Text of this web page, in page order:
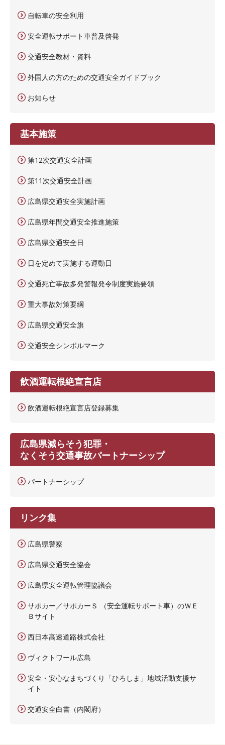
自転車の安全利用
安全運転サポート車普及啓発
交通安全教材・資料
外国人の方のための交通安全ガイドブック
お知らせ
基本施策
第12次交通安全計画
第11次交通安全計画
広島県交通安全実施計画
広島県年間交通安全推進施策
広島県交通安全日
日を定めて実施する運動日
交通死亡事故多発警報発令制度実施要領
重大事故対策要綱
広島県交通安全旗
交通安全シンボルマーク
飲酒運転根絶宣言店
飲酒運転根絶宣言店登録募集
広島県減らそう犯罪・
なくそう交通事故パートナーシップ
パートナーシップ
リンク集
広島県警察
広島県交通安全協会
広島県安全運転管理協議会
サポカー／サポカーＳ （安全運転サポート車）のＷＥ
Ｂサイト
西日本高速道路株式会社
ヴィクトワール広島
安全・安心なまちづくり「ひろしま」地域活動支援サ
イト
交通安全白書（内閣府）